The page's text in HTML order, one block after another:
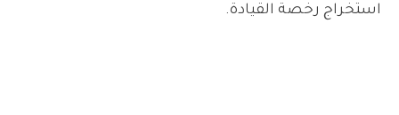
استخراج رخصة القيادة.